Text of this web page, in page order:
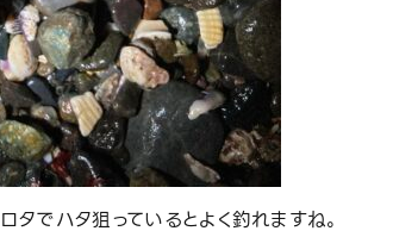
でハタ狙っているとよく釣れますね。